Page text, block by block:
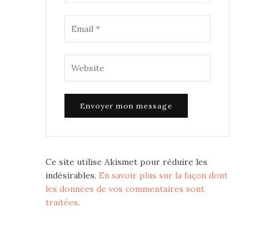
Ce site utilise Akismet pour réduire les
indésirables. En savoir plus sur la façon dont
les données de vos commentaires sont
traitées.